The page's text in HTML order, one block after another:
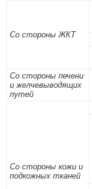
Со стороны ЖКТ
Со стороны печени
и желчевыводящих
путей
Со стороны кожи и
подкожных тканей